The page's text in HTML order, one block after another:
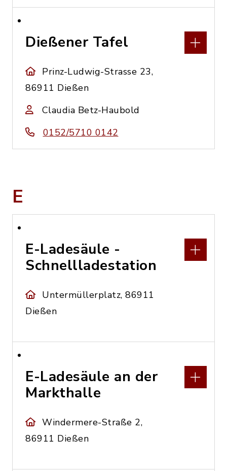
Dießener Tafel
Prinz-Ludwig-Strasse 23,
86911 Dießen
Claudia Betz-Haubold
0152/5710 0142
E
E-Ladesäule -
Schnellladestation
Untermüllerplatz, 86911
Dießen
E-Ladesäule an der
Markthalle
Windermere-Straße 2,
86911 Dießen